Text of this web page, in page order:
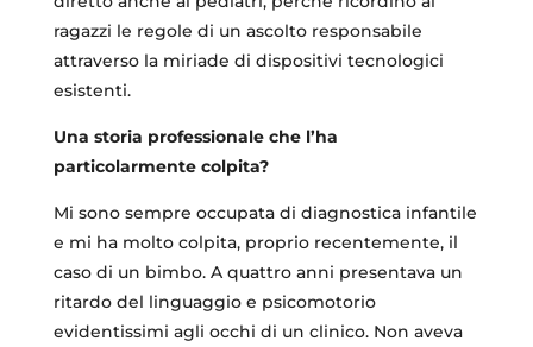
ragazzi le regole di un ascolto responsabile
attraverso la miriade di dispositivi tecnologici
esistenti.
Una storia professionale che l’ha
particolarmente colpita?
Mi sono sempre occupata di diagnostica infantile
e mi ha molto colpita, proprio recentemente, il
caso di un bimbo. A quattro anni presentava un
ritardo del linguaggio e psicomotorio
evidentissimi agli occhi di un clinico. Non aveva